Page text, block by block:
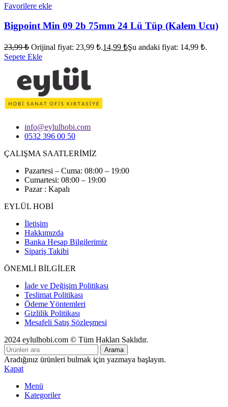
Favorilere ekle
Bigpoint Min 09 2b 75mm 24 Lü Tüp (Kalem Ucu)
23,99₺ Orijinal fiyat: 23,99 ₺.14,99 ₺Şu andaki fiyat: 14,99 ₺.
Sepete Ekle
info@eylulhobi.com
0532 396 00 50
ÇALIŞMA SAATLERİMİZ
Pazartesi – Cuma: 08:00 – 19:00
Cumartesi: 08:00 – 19:00
Pazar : Kapalı
EYLÜL HOBİ
İletişim
Hakkımızda
Banka Hesap Bilgilerimiz
Sipariş Takibi
ÖNEMLİ BİLGİLER
İade ve Değişim Politikası
Teslimat Politikası
Ödeme Yöntemleri
Gizlilik Politikası
Mesafeli Satış Sözleşmesi
2024 eylulhobi.com © Tüm Hakları Saklıdır.
Arama
Aradığınız ürünleri bulmak için yazmaya başlayın.
Kapat
Menü
Kategoriler